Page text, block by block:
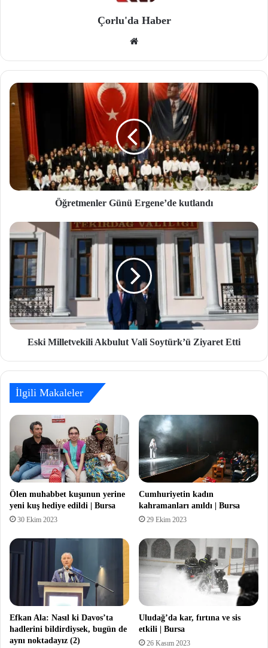
Çorlu'da Haber
site
si
Öğretmenler Günü Ergene’de kutlandı
Eski Milletvekili Akbulut Vali Soytürk’ü Ziyaret Etti
İlgili Makaleler
Ölen muhabbet kuşunun yerine
yeni kuş hediye edildi | Bursa
30 Ekim 2023
Cumhuriyetin kadın
kahramanları anıldı | Bursa
29 Ekim 2023
Efkan Ala: Nasıl ki Davos’ta
hadlerini bildirdiysek, bugün de
aynı noktadayız (2)
Uludağ’da kar, fırtına ve sis
etkili | Bursa
26 Kasım 2023